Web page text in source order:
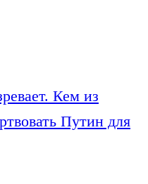
Кем из
Путин для